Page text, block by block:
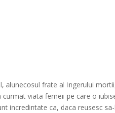
frate al Ingerului
viata femeii pe care o
incredintate ca, daca reusesc